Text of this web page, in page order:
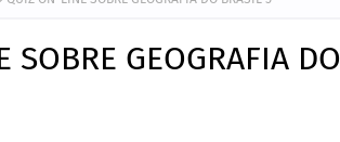
GEOGRAFIA DO